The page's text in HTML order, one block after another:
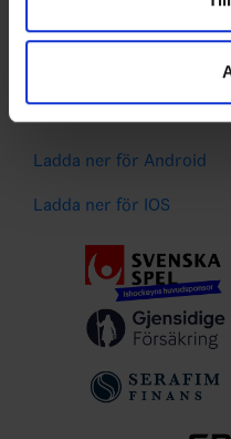
samlat in när du har
Resultat och statistik för
händelser
Ladda ner för Android
Ladda ner för IOS